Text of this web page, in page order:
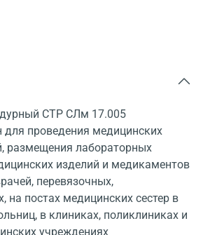
СТР СЛм 17.005
для проведения медицинских
размещения лабораторных
изделий и медикаментов
перевязочных,
на постах медицинских сестер в
в клиниках, поликлиниках и
учреждениях